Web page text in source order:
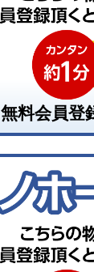
無料会員登